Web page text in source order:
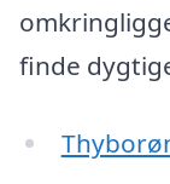
finde